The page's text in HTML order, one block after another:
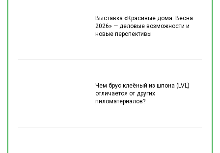
Выставка «Красивые дома. Весна
2026» — деловые возможности и
новые перспективы
Чем брус клеёный из шпона (LVL)
отличается от других
пиломатериалов?